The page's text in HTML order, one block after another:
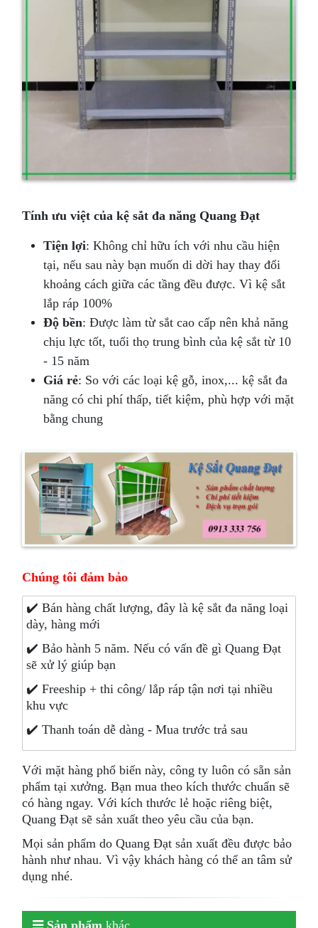
Tính ưu việt của kệ sắt đa năng Quang Đạt
Tiện lợi: Không chỉ hữu ích với nhu cầu hiện
tại, nếu sau này bạn muốn di dời hay thay đổi
khoảng cách giữa các tầng đều được. Vì kệ sắt
lắp ráp 100%
Độ bền: Được làm từ sắt cao cấp nên khả năng
chịu lực tốt, tuổi thọ trung bình của kệ sắt từ 10
- 15 năm
Giá rẻ: So với các loại kệ gỗ, inox,... kệ sắt đa
năng có chi phí thấp, tiết kiệm, phù hợp với mặt
bằng chung
Chúng tôi đảm bảo
✔️ Bán hàng chất lượng, đây là kệ sắt đa năng loại
dày, hàng mới
✔️ Bảo hành 5 năm. Nếu có vấn đề gì Quang Đạt
sẽ xử lý giúp bạn
✔️ Freeship + thi công/ lắp ráp tận nơi tại nhiều
khu vực
✔️ Thanh toán dễ dàng - Mua trước trả sau
Với mặt hàng phổ biến này, công ty luôn có sẵn sản
phẩm tại xưởng. Bạn mua theo kích thước chuẩn sẽ
có hàng ngay. Với kích thước lẻ hoặc riêng biệt,
Quang Đạt sẽ sản xuất theo yêu cầu của bạn.
Mọi sản phẩm do Quang Đạt sản xuất đều được bảo
hành như nhau. Vì vậy khách hàng có thể an tâm sử
dụng nhé.
Sản phẩm khác